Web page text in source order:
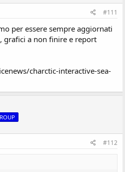
#111
per essere sempre aggiornati
grafici a non finire e report
charctic-interactive-sea-
#112